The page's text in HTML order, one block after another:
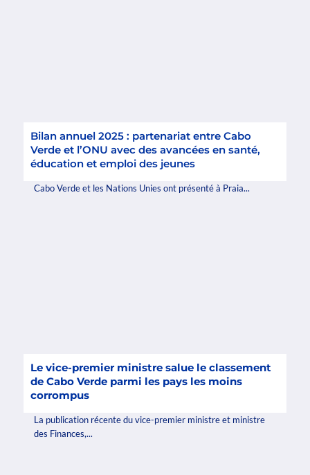
Bilan annuel 2025 : partenariat entre Cabo
Verde et l’ONU avec des avancées en santé,
éducation et emploi des jeunes
Cabo Verde et les Nations Unies ont présenté à Praia...
Le vice-premier ministre salue le classement
de Cabo Verde parmi les pays les moins
corrompus
La publication récente du vice-premier ministre et ministre
des Finances,...